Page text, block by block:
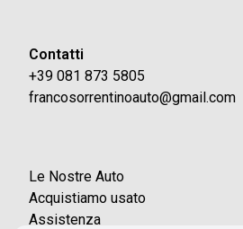
Contatti
+39 081 873 5805
francosorrentinoauto@gmail.com
Le Nostre Auto
Acquistiamo usato
Assistenza